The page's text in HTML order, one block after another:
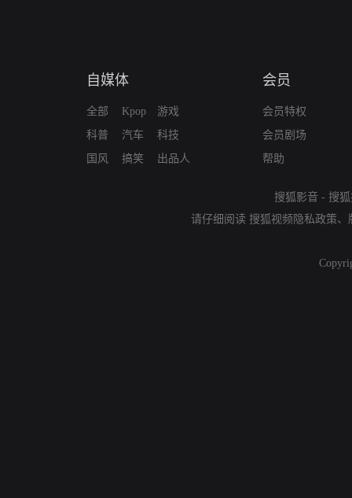
自媒体
全部
科普
国风
Kpop
汽车
搞笑
游戏
科技
出品人
会员
会员特权
会员剧场
帮助
搜狐影音 - 搜
请仔细阅读 搜狐视频隐私政策、